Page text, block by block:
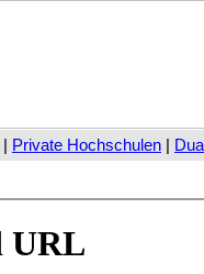
| Private Hochschulen |